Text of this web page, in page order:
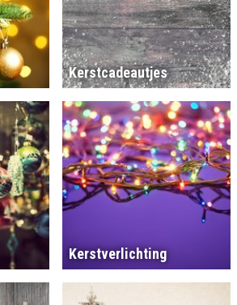
Kerstcadeautjes
Kerstverlichting